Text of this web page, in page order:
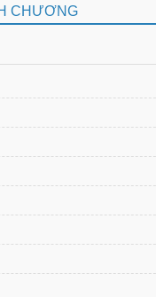
CHƯƠNG